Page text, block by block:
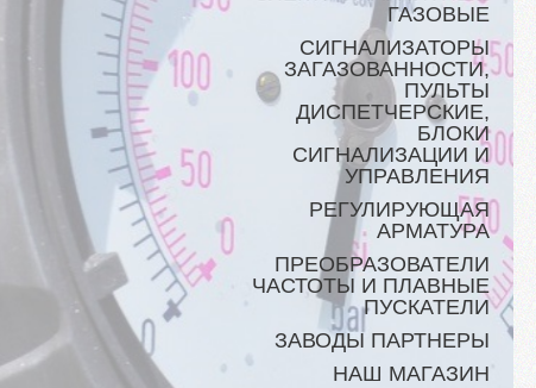
ГАЗОВЫЕ
СИГНАЛИЗАТОРЫ
ЗАГАЗОВАННОСТИ,
ПУЛЬТЫ
ДИСПЕТЧЕРСКИЕ,
БЛОКИ
СИГНАЛИЗАЦИИ И
УПРАВЛЕНИЯ
РЕГУЛИРУЮЩАЯ
АРМАТУРА
ПРЕОБРАЗОВАТЕЛИ
ЧАСТОТЫ И ПЛАВНЫЕ
ПУСКАТЕЛИ
ЗАВОДЫ ПАРТНЕРЫ
НАШ МАГАЗИН